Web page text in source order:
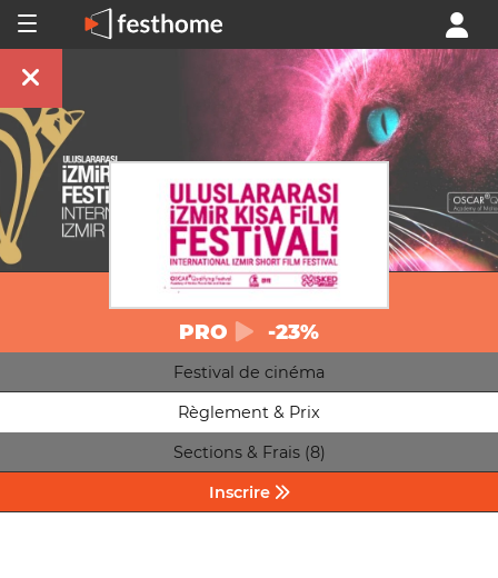
PRO -23%
Festival de cinéma
Règlement & Prix
Sections & Frais (8)
Inscrire